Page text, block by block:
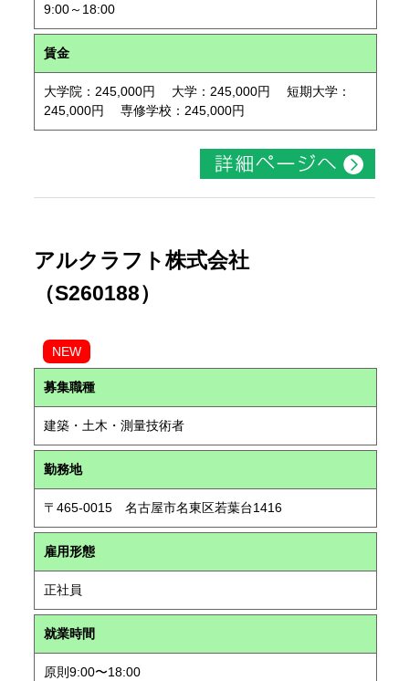
9:00～18:00
賃金
大学院：245,000円 大学：245,000円 短期大学：
245,000円 専修学校：245,000円
アルクラフト株式会社
（S260188）
NEW
募集職種
建築・土木・測量技術者
勤務地
〒465-0015 名古屋市名東区若葉台1416
雇用形態
正社員
就業時間
原則9:00〜18:00